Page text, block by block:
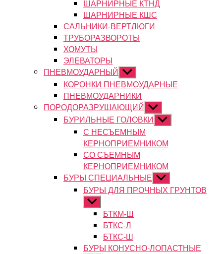
ШАРНИРНЫЕ КТНД
ШАРНИРНЫЕ КШС
САЛЬНИКИ-ВЕРТЛЮГИ
ТРУБОРАЗВОРОТЫ
ХОМУТЫ
ЭЛЕВАТОРЫ
ПНЕВМОУДАРНЫЙ Показывать
подменю
КОРОНКИ ПНЕВМОУДАРНЫЕ
ПНЕВМОУДАРНИКИ
ПОРОДОРАЗРУШАЮЩИЙ Показывать
подменю
БУРИЛЬНЫЕ ГОЛОВКИ Показывать
подменю
С НЕСЪЕМНЫМ
КЕРНОПРИЕМНИКОМ
СО СЪЕМНЫМ
КЕРНОПРИЕМНИКОМ
БУРЫ СПЕЦИАЛЬНЫЕ Показывать
подменю
БУРЫ ДЛЯ ПРОЧНЫХ ГРУНТОВ
Показывать
подменюБТКМ-Ш
БТКС-Л
БТКС-Ш
БУРЫ КОНУСНО-ЛОПАСТНЫЕ